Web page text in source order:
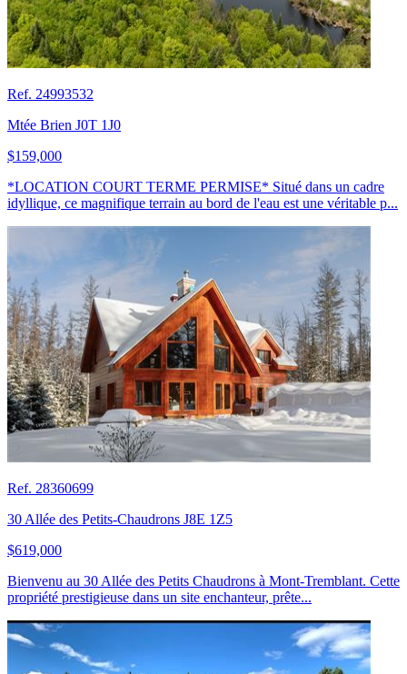
Ref. 24993532
Mtée Brien J0T 1J0
$159,000
*LOCATION COURT TERME PERMISE* Situé dans un cadre
idyllique, ce magnifique terrain au bord de l'eau est une véritable p...
Ref. 28360699
30 Allée des Petits-Chaudrons J8E 1Z5
$619,000
Bienvenu au 30 Allée des Petits Chaudrons à Mont-Tremblant. Cette
propriété prestigieuse dans un site enchanteur, prête...